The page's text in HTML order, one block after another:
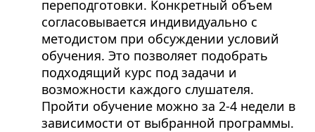
переподготовки. Конкретный объем
согласовывается индивидуально с
методистом при обсуждении условий
обучения. Это позволяет подобрать
подходящий курс под задачи и
возможности каждого слушателя.
Пройти обучение можно за 2-4 недели в
зависимости от выбранной программы.